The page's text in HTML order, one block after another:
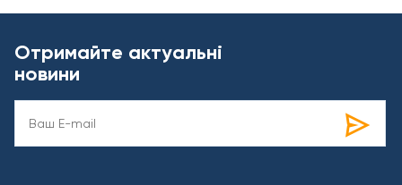
Отримайте актуальні
новини